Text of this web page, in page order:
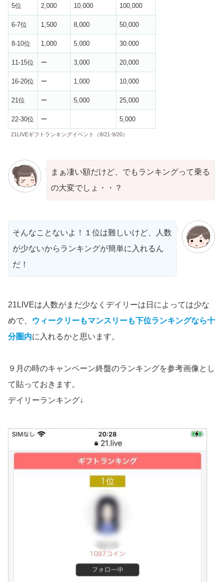
5位 2,000 10,000 100,000
6-7位 1,500 8,000 50,000
8-10位 1,000 5,000 30.000
11-15位 ー 3,000 20,000
16-20位 ー 1,000 10,000
21位 ー 5,000 25,000
22-30位 ー 5,000
21LIVEギフトランキングイベント（8/21-9/20）
まぁ凄い額だけど、でもランキングって乗る
の大変でしょ・・？
そんなことないよ！１位は難しいけど、人数
が少ないからランキングが簡単に入れるん
だ！
21LIVEは人数がまだ少なくデイリーは日によっては少な
めで、
ウィークリーもマンスリーも下位ランキングなら十
分圏内に入れるかと思います。
９月の時のキャンペーン終盤のランキングを参考画像とし
て貼っておきます。
デイリーランキング↓